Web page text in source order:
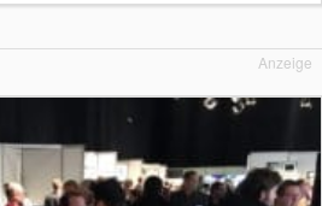
Anzeige